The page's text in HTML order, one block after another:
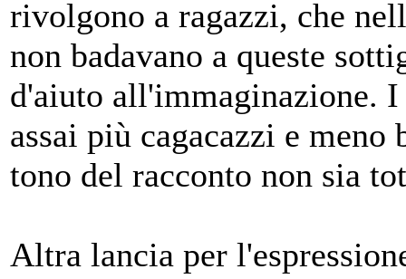
rivolgono a ragazzi, che
non badavano a queste
d'aiuto all'immaginazione.
assai più cagacazzi e
tono del racconto non sia
Altra lancia per